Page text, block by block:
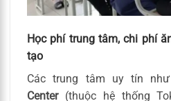
Học phí trung tâm, chi phí
tạo
Các trung tâm uy tín như
Center(thuộc hệ thống